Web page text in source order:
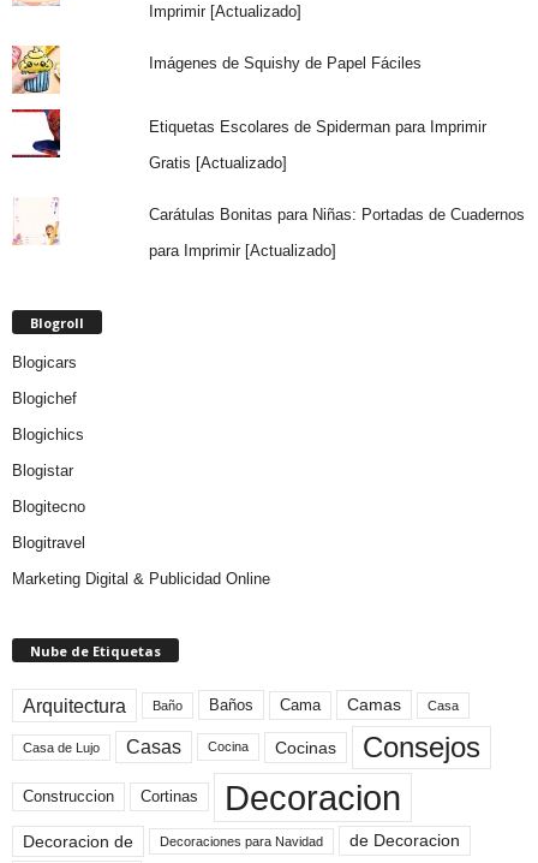
Imprimir [Actualizado]
Imágenes de Squishy de Papel Fáciles
Etiquetas Escolares de Spiderman para Imprimir
Gratis [Actualizado]
Carátulas Bonitas para Niñas: Portadas de Cuadernos
para Imprimir [Actualizado]
Blogroll
Blogicars
Blogichef
Blogichics
Blogistar
Blogitecno
Blogitravel
Marketing Digital & Publicidad Online
Nube de Etiquetas
Arquitectura Baño Baños Cama Camas Casa
Casa de Lujo Casas Cocina Cocinas Consejos
Construccion Cortinas Decoracion
Decoracion de Decoraciones para Navidad de Decoracion